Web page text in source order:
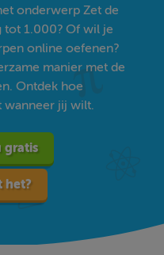
onderwerp Zet de
tot 1.000? Of wil je
online oefenen?
manier met de
Ontdek hoe
wanneer jij wilt.
gratis
het?